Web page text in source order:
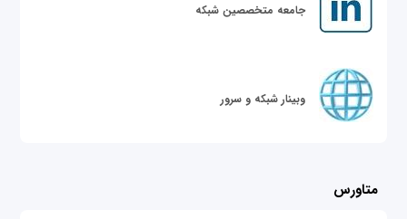
جامعه متخصصین شبکه
وبینار شبکه و سرور
متاورس